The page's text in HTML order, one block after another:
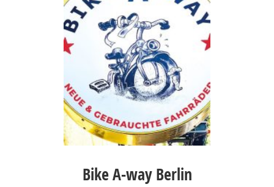
Bike A-way Berlin